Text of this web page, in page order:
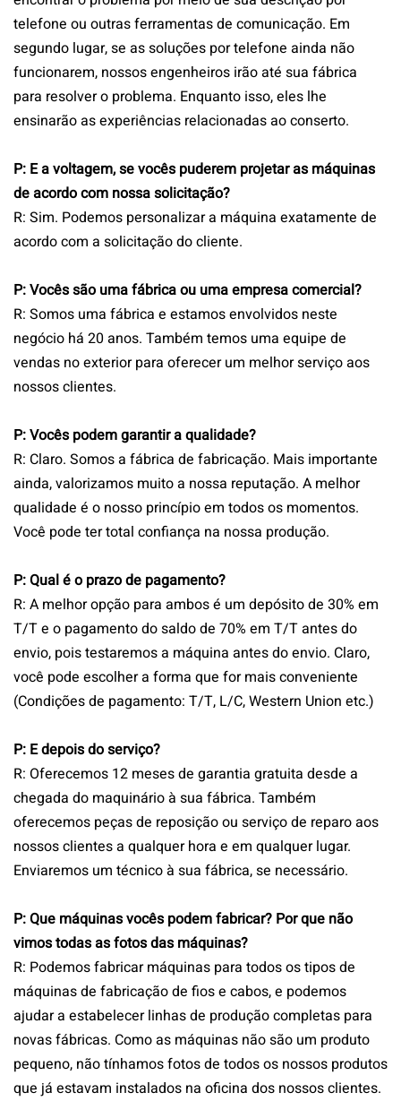
telefone ou outras ferramentas de comunicação. Em
segundo lugar, se as soluções por telefone ainda não
funcionarem, nossos engenheiros irão até sua fábrica
para resolver o problema. Enquanto isso, eles lhe
ensinarão as experiências relacionadas ao conserto.
P: E a voltagem, se vocês puderem projetar as máquinas
de acordo com nossa solicitação?
R: Sim. Podemos personalizar a máquina exatamente de
acordo com a solicitação do cliente.
P: Vocês são uma fábrica ou uma empresa comercial?
R: Somos uma fábrica e estamos envolvidos neste
negócio há 20 anos. Também temos uma equipe de
vendas no exterior para oferecer um melhor serviço aos
nossos clientes.
P: Vocês podem garantir a qualidade?
R: Claro. Somos a fábrica de fabricação. Mais importante
ainda, valorizamos muito a nossa reputação. A melhor
qualidade é o nosso princípio em todos os momentos.
Você pode ter total confiança na nossa produção.
P: Qual é o prazo de pagamento?
R: A melhor opção para ambos é um depósito de 30% em
T/T e o pagamento do saldo de 70% em T/T antes do
envio, pois testaremos a máquina antes do envio. Claro,
você pode escolher a forma que for mais conveniente
(Condições de pagamento: T/T, L/C, Western Union etc.)
P: E depois do serviço?
R: Oferecemos 12 meses de garantia gratuita desde a
chegada do maquinário à sua fábrica. Também
oferecemos peças de reposição ou serviço de reparo aos
nossos clientes a qualquer hora e em qualquer lugar.
Enviaremos um técnico à sua fábrica, se necessário.
P: Que máquinas vocês podem fabricar? Por que não
vimos todas as fotos das máquinas?
R: Podemos fabricar máquinas para todos os tipos de
máquinas de fabricação de fios e cabos, e podemos
ajudar a estabelecer linhas de produção completas para
novas fábricas. Como as máquinas não são um produto
pequeno, não tínhamos fotos de todos os nossos produtos
que já estavam instalados na oficina dos nossos clientes.